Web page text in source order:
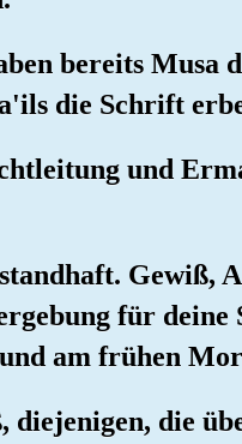
bereits Musa
die Schrift
und
Gewiß,
für deine
am frühen
diejenigen, die